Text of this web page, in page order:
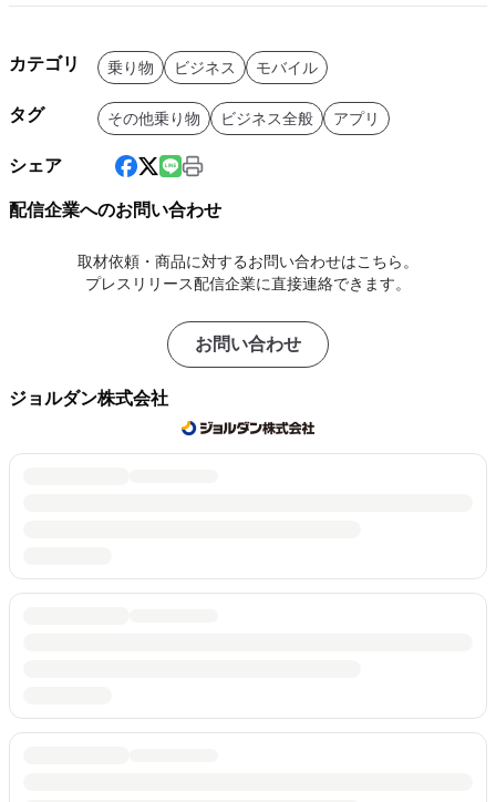
カテゴリ 乗り物 ビジネス モバイル
タグ その他乗り物 ビジネス全般 アプリ
シェア
配信企業へのお問い合わせ
取材依頼・商品に対するお問い合わせはこちら。
プレスリリース配信企業に直接連絡できます。
お問い合わせ
ジョルダン株式会社